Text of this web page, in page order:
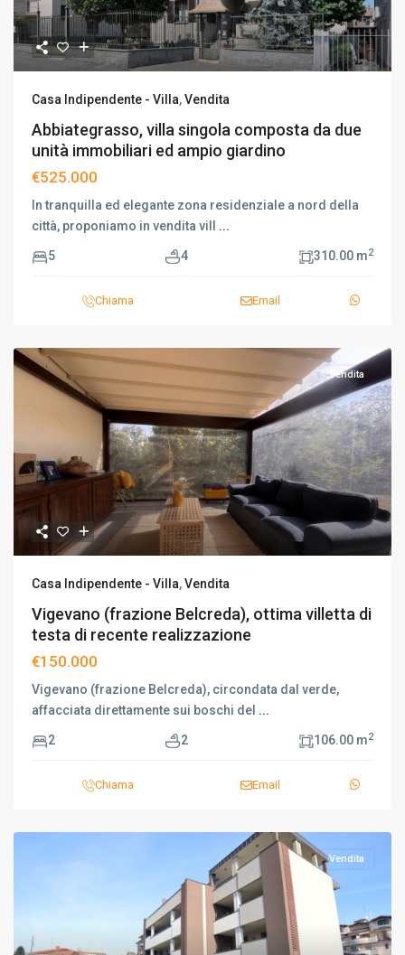
Casa Indipendente - Villa,Vendita
Abbiategrasso, villa singola composta da due
unità immobiliari ed ampio giardino
€525.000
In tranquilla ed elegante zona residenziale a nord della
città, proponiamo in vendita vill ...
5 4 310.00 m2
Chiama Email
Vendita
Casa Indipendente - Villa,Vendita
Vigevano (frazione Belcreda), ottima villetta di
testa di recente realizzazione
€150.000
Vigevano (frazione Belcreda), circondata dal verde,
affacciata direttamente sui boschi del ...
2 2 106.00 m2
Chiama Email
Vendita